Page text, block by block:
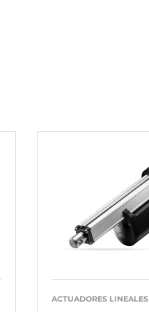
ACTUADORES LINEALES